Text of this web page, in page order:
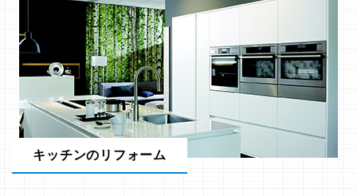
キッチンのリフォーム